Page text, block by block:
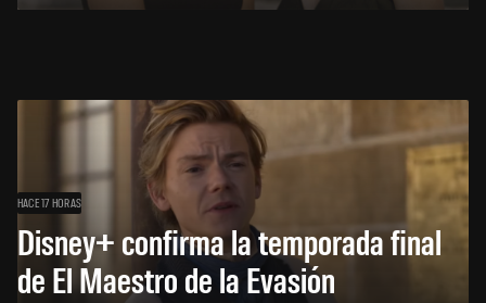
HACE 17 HORAS
Disney+ confirma la temporada final
de El Maestro de la Evasión